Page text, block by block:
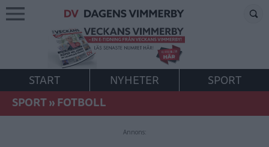
START NYHETER
SPORT
SPORT»FOTBOLL
Annons: